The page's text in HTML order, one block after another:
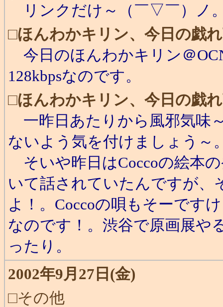
リンクだけ～（￣▽￣）ノ
□ほんわかキリン、今日の戯
今日のほんわかキリン＠
128kbpsなのです。
□ほんわかキリン、今日の戯
一昨日あたりから風邪気味
ないよう気を付けましょう～
そいや昨日はCoccoの絵本
いて話されていたんですが
よ！。Coccoの唄もそーです
なのです！。渋谷で原画展や
ったり。
2002年9月27日(金)
□その他